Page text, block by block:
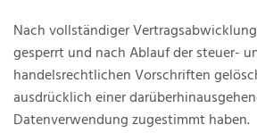
Nach vollständiger
gesperrt und nach Ablauf der steuer-
handelsrechtlichen Vorschriften
ausdrücklich einer
Datenverwendung zugestimmt haben.